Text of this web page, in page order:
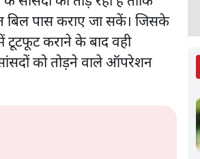
बिल पास कराए जा सकें। जिसके
टूटफूट कराने के बाद वही
सांसदों को तोड़ने वाले ऑपरेशन